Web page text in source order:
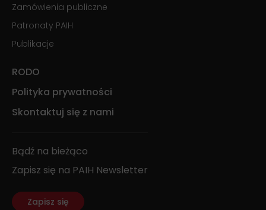
Zamówienia publiczne
Patronaty PAIH
Publikacje
RODO
Polityka prywatności
Skontaktuj się z nami
Bądź na bieżąco
Zapisz się na PAIH Newsletter
Zapisz się